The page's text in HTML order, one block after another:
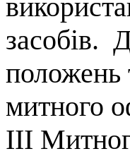
засобів.
положень
митного
ІІІ